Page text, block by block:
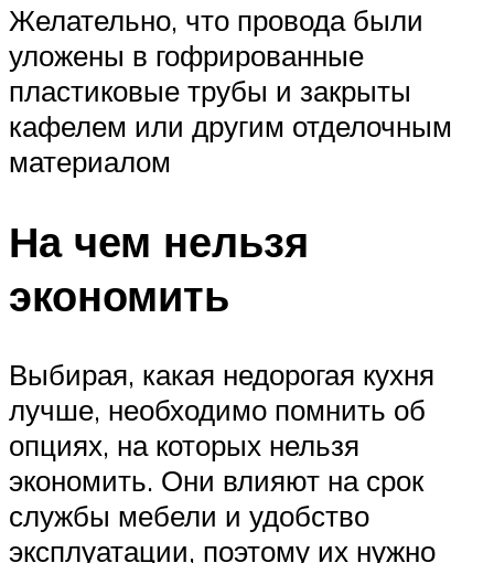
Желательно, что провода были
уложены в гофрированные
пластиковые трубы и закрыты
кафелем или другим отделочным
материалом
На чем нельзя
экономить
Выбирая, какая недорогая кухня
лучше, необходимо помнить об
опциях, на которых нельзя
экономить. Они влияют на срок
службы мебели и удобство
эксплуатации, поэтому их нужно